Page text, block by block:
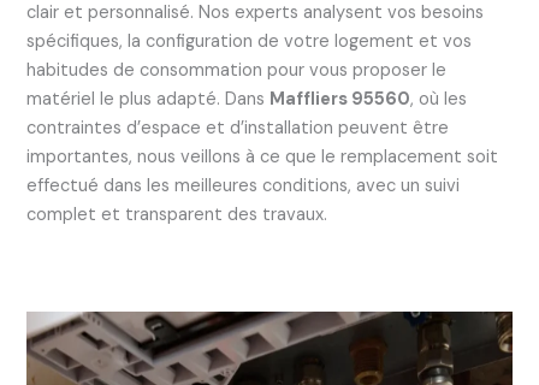
clair et personnalisé. Nos experts analysent vos besoins
spécifiques, la configuration de votre logement et vos
habitudes de consommation pour vous proposer le
matériel le plus adapté. Dans Maffliers 95560, où les
contraintes d’espace et d’installation peuvent être
importantes, nous veillons à ce que le remplacement soit
effectué dans les meilleures conditions, avec un suivi
complet et transparent des travaux.